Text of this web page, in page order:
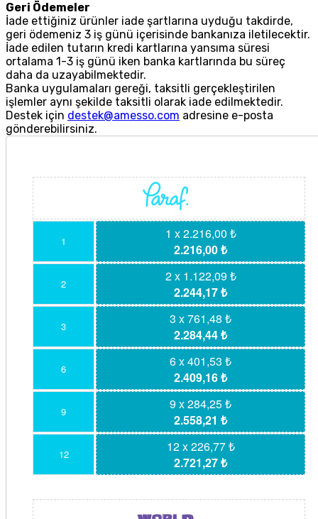
Geri Ödemeler
İade ettiğiniz ürünler iade şartlarına uyduğu takdirde,
geri ödemeniz 3 iş günü içerisinde bankanıza iletilecektir.
İade edilen tutarın kredi kartlarına yansıma süresi
ortalama 1-3 iş günü iken banka kartlarında bu süreç
daha da uzayabilmektedir.
Banka uygulamaları gereği, taksitli gerçekleştirilen
işlemler aynı şekilde taksitli olarak iade edilmektedir.
Destek için destek@amesso.com adresine e-posta
gönderebilirsiniz.
1
1 x 2.216,00 ₺
2.216,00 ₺
2
2 x 1.122,09 ₺
2.244,17 ₺
3
3 x 761,48 ₺
2.284,44 ₺
6
6 x 401,53 ₺
2.409,16 ₺
9
9 x 284,25 ₺
2.558,21 ₺
12
12 x 226,77 ₺
2.721,27 ₺